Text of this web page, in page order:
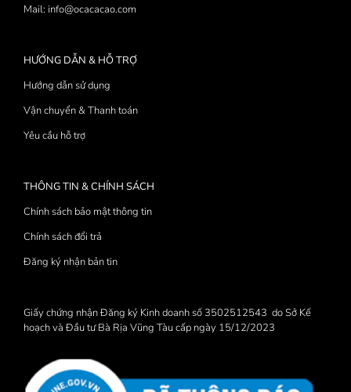
Mail: info@ocacacao.com
HƯỚNG DẪN & HỖ TRỢ
Hướng dẫn sử dụng
Vận chuyển & Thanh toán
Yêu cầu hỗ trợ
THÔNG TIN & CHÍNH SÁCH
Chính sách bảo mật thông tin
Chính sách đổi trả
Đăng ký nhận bản tin
Giấy chứng nhận Đăng ký Kinh doanh số 3502512543 do Sở Kế
hoạch và Đầu tư Bà Rịa Vũng Tàu cấp ngày 15/12/2023